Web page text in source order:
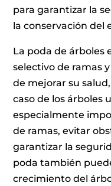
para garantizar la
la conservación del
La poda de árboles
selectivo de ramas
de mejorar su
caso de los árboles
especialmente
de ramas, evitar
garantizar la
poda también
crecimiento del